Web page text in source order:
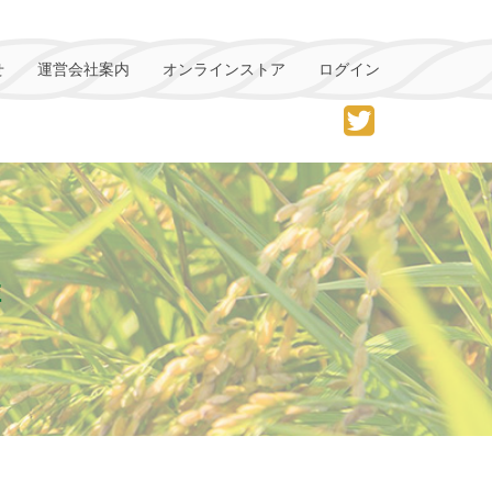
ログイン
オンラインストア
運営会社案内